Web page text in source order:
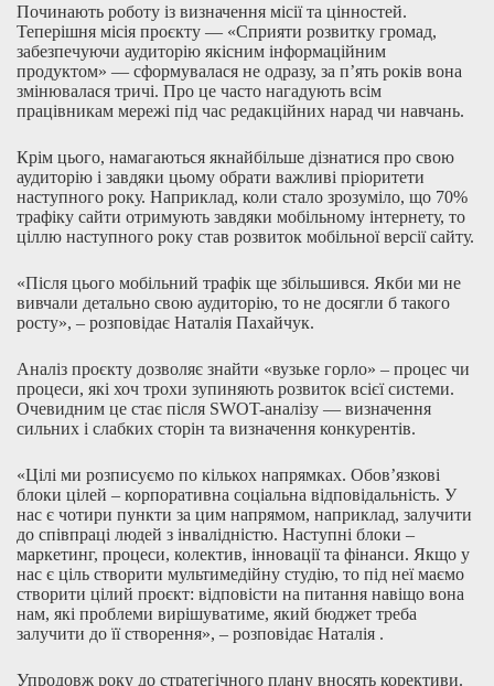
Починають роботу із визначення місії та цінностей.
Теперішня місія проєкту — «Сприяти розвитку громад,
забезпечуючи аудиторію якісним інформаційним
продуктом» — сформувалася не одразу, за п’ять років вона
змінювалася тричі. Про це часто нагадують всім
працівникам мережі під час редакційних нарад чи навчань.
Крім цього, намагаються якнайбільше дізнатися про свою
аудиторію і завдяки цьому обрати важливі пріоритети
наступного року. Наприклад, коли стало зрозуміло, що 70%
трафіку сайти отримують завдяки мобільному інтернету, то
ціллю наступного року став розвиток мобільної версії сайту.
«Після цього мобільний трафік ще збільшився. Якби ми не
вивчали детально свою аудиторію, то не досягли б такого
росту», – розповідає Наталія Пахайчук.
Аналіз проєкту дозволяє знайти «вузьке горло» – процес чи
процеси, які хоч трохи зупиняють розвиток всієї системи.
Очевидним це стає після SWOT-аналізу — визначення
сильних і слабких сторін та визначення конкурентів.
«Цілі ми розписуємо по кількох напрямках. Обов’язкові
блоки цілей – корпоративна соціальна відповідальність. У
нас є чотири пункти за цим напрямом, наприклад, залучити
до співпраці людей з інвалідністю. Наступні блоки –
маркетинг, процеси, колектив, інновації та фінанси. Якщо у
нас є ціль створити мультимедійну студію, то під неї маємо
створити цілий проєкт: відповісти на питання навіщо вона
нам, які проблеми вирішуватиме, який бюджет треба
залучити до її створення», – розповідає Наталія .
Упродовж року до стратегічного плану вносять корективи.